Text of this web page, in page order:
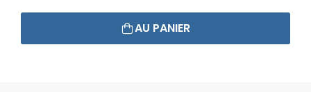
AU PANIER